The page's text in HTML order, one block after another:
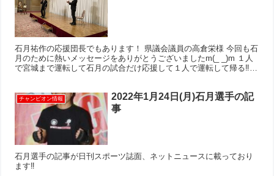
石月祐作の応援団長でもあります！ 県議会議員の高倉栄様 今回も石
月のために熱いメッセージをありがとうございましたm(_ _)m １人
で宮城まで運転して石月の試合だけ応援して１人で運転して帰る‼︎
チャンピオン情報
2022年1月24日(月)石月選手の記
事
石月選手の記事が日刊スポーツ誌面、ネットニュースに載っており
ます‼︎